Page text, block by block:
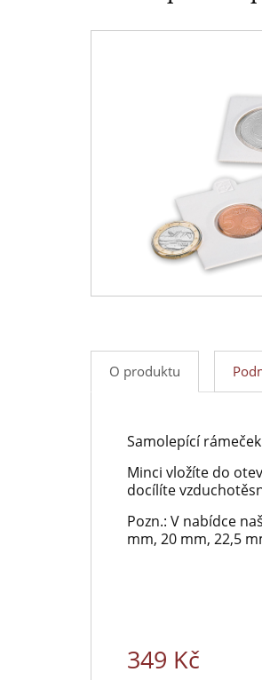
O produktu
Samolepící
Minci vložíte do
docílíte
Pozn.: V nabídce
mm, 20 mm, 22,5
349 Kč
mincí